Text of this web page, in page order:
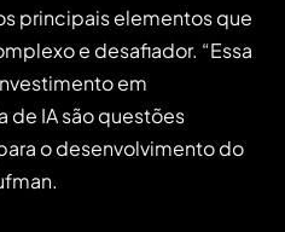
principais elementos que
e desafiador. “Essa
em
de IA são questões
o desenvolvimento do